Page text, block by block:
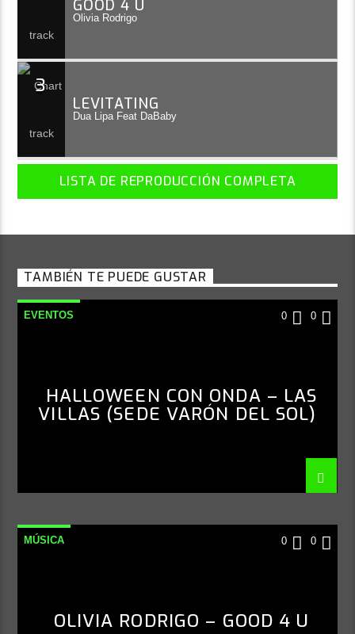
GOOD 4 U
Olivia Rodrigo
3
LEVITATING
Dua Lipa Feat DaBaby
LISTA DE REPRODUCCIÓN COMPLETA
TAMBIÉN TE PUEDE GUSTAR
EVENTOS 0 0
HALLOWEEN CON ONDA – LAS
VILLAS (SEDE VARÓN DEL SOL)
MÚSICA 0 0
OLIVIA RODRIGO – GOOD 4 U